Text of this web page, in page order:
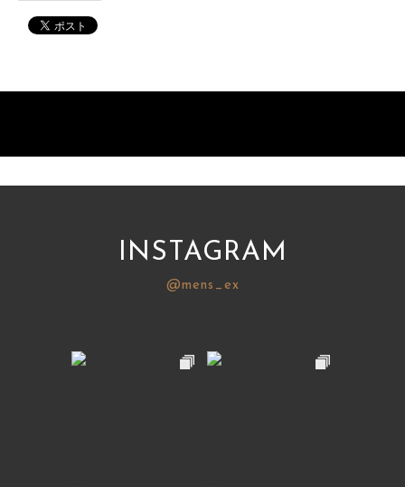
INSTAGRAM
@mens_ex